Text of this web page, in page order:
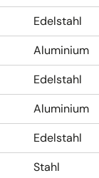
Edelstahl
Aluminium
Edelstahl
Aluminium
Edelstahl
Stahl